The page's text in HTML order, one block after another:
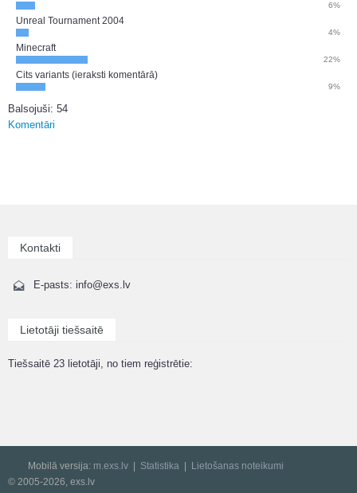
6%
Unreal Tournament 2004
4%
Minecraft
22%
Cits variants (ieraksti komentārā)
9%
Balsojuši: 54
Komentāri
Kontakti
E-pasts: info@exs.lv
Lietotāji tiešsaitē
Tiešsaitē 23 lietotāji, no tiem reģistrētie:
Mobilā versija: m.exs.lv Statistika
Lietošanas noteikumi
© 2005-2026, exs.lv